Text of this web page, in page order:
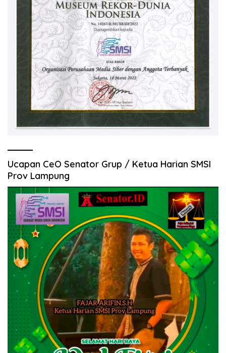
Ucapan CeO Senator Grup / Ketua Harian SMSI
Prov Lampung